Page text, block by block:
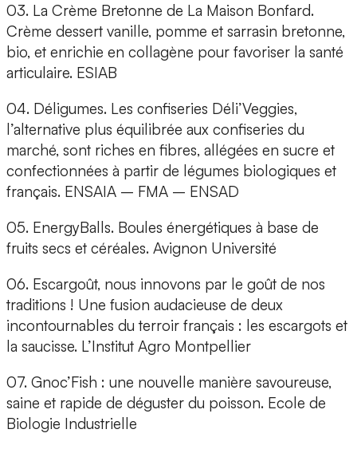
03. La Crème Bretonne de La Maison Bonfard.
Crème dessert vanille, pomme et sarrasin bretonne,
bio, et enrichie en collagène pour favoriser la santé
articulaire. ESIAB
04. Déligumes. Les confiseries Déli’Veggies,
l’alterna­tive plus équilibrée aux confiseries du
marché, sont riches en fibres, allégées en sucre et
confectionnées à partir de légumes biologiques et
français. ENSAIA – FMA – ENSAD
05. EnergyBalls. Boules énergétiques à base de
fruits secs et céréales. Avignon Université
06. Escargoût, nous innovons par le goût de nos
traditions ! Une fusion audacieuse de deux
incontournables du terroir français : les escargots et
la saucisse. L’Institut Agro Montpellier
07. Gnoc’Fish : une nouvelle manière savoureuse,
saine et rapide de déguster du poisson. Ecole de
Biologie Industrielle